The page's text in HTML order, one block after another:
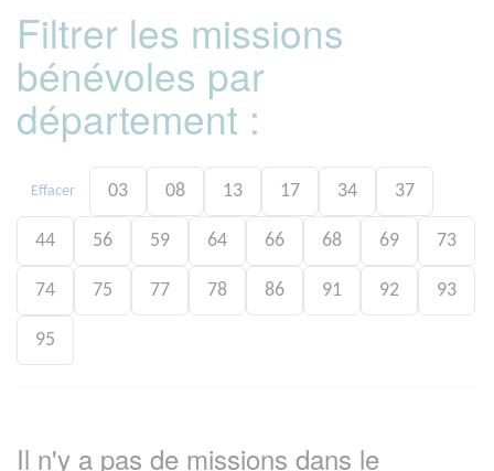
Filtrer les missions
bénévoles par
département :
Effacer 03 08 13 17 34 37
44 56 59 64 66 68 69 73
74 75 77 78 86 91 92 93
95
Il n'y a pas de missions dans le